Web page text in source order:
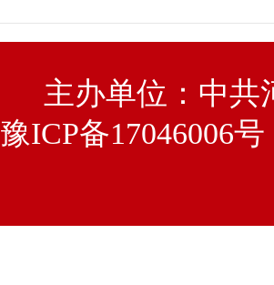
主办单位：中
豫ICP备17046006号